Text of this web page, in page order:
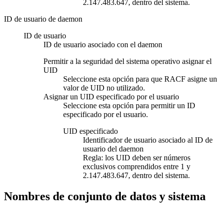
2.147.483.647, dentro del sistema.
ID de usuario de daemon
ID de usuario
ID de usuario asociado con el daemon
Permitir a la seguridad del sistema operativo asignar el
UID
Seleccione esta opción para que RACF asigne un
valor de UID no utilizado.
Asignar un UID especificado por el usuario
Seleccione esta opción para permitir un ID
especificado por el usuario.
UID especificado
Identificador de usuario asociado al ID de
usuario del daemon
Regla: los UID deben ser números
exclusivos comprendidos entre 1 y
2.147.483.647, dentro del sistema.
Nombres de conjunto de datos y sistema